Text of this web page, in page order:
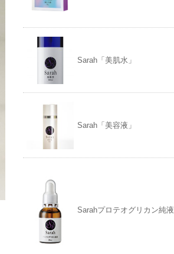
Sarah「美肌水」
Sarah「美容液」
Sarahプロテオグリカン純液